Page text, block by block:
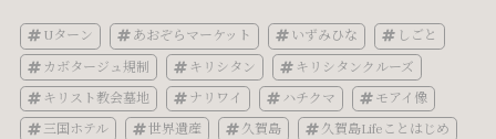
Uターン あおぞらマーケット いずみひな
しごと
カボタージュ規制
キリシタン
キリシタンクルーズ
キリスト教会墓地
ナリワイ ハチクマ
モアイ像
三国ホテル
世界遺産 久賀島
久賀島Lifeことはじめ